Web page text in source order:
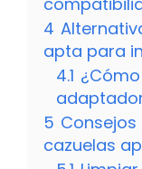
4
apta para
4.1
5
cazuelas